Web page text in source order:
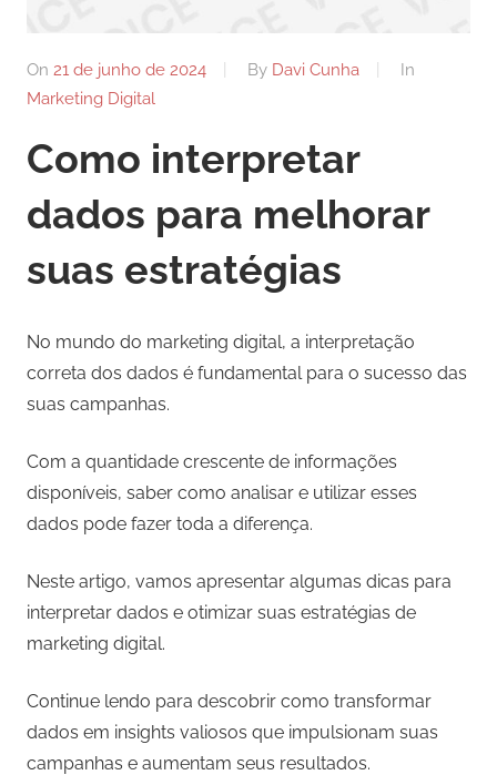
com
os
vários
On 21 de junho de 2024 By Davi Cunha
In
Marketing Digital
Como interpretar
dados para melhorar
suas estratégias
No mundo do marketing digital, a interpretação
correta dos dados é fundamental para o sucesso das
suas campanhas.
Com a quantidade crescente de informações
disponíveis, saber como analisar e utilizar esses
dados pode fazer toda a diferença.
Neste artigo, vamos apresentar algumas dicas para
interpretar dados e otimizar suas estratégias de
marketing digital.
Continue lendo para descobrir como transformar
dados em insights valiosos que impulsionam suas
campanhas e aumentam seus resultados.